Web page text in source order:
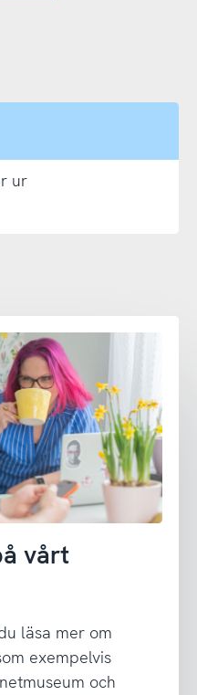
ur
vårt
läsa mer om
exempelvis
och